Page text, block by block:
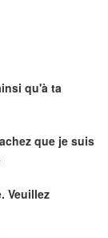
qu'à ta
que je suis
Veuillez